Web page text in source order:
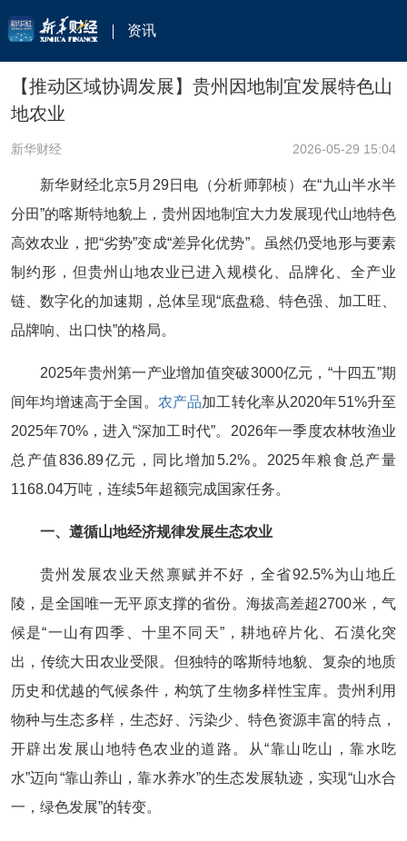
资讯
【推动区域协调发展】贵州因地制宜发展特色山
地农业
新华财经 2026-05-29 15:04
新华财经北京5月29日电（分析师郭桢）在“九山半水半
分田”的喀斯特地貌上，贵州因地制宜大力发展现代山地特色
高效农业，把“劣势”变成“差异化优势”。虽然仍受地形与要素
制约形，但贵州山地农业已进入规模化、品牌化、全产业
链、数字化的加速期，总体呈现“底盘稳、特色强、加工旺、
品牌响、出口快”的格局。
2025年贵州第一产业增加值突破3000亿元，“十四五”期
间年均增速高于全国。 农产品加工转化率从2020年51%升至
2025年70%，进入“深加工时代”。2026年一季度农林牧渔业
总产值836.89亿元，同比增加5.2%。2025年粮食总产量
1168.04万吨，连续5年超额完成国家任务。
一、遵循山地经济规律发展生态农业
贵州发展农业天然禀赋并不好，全省92.5%为山地丘
陵，是全国唯一无平原支撑的省份。海拔高差超2700米，气
候是“一山有四季、十里不同天”，耕地碎片化、石漠化突
出，传统大田农业受限。但独特的喀斯特地貌、复杂的地质
历史和优越的气候条件，构筑了生物多样性宝库。贵州利用
物种与生态多样，生态好、污染少、特色资源丰富的特点，
开辟出发展山地特色农业的道路。从“靠山吃山，靠水吃
水”迈向“靠山养山，靠水养水”的生态发展轨迹，实现“山水合
一，绿色发展”的转变。